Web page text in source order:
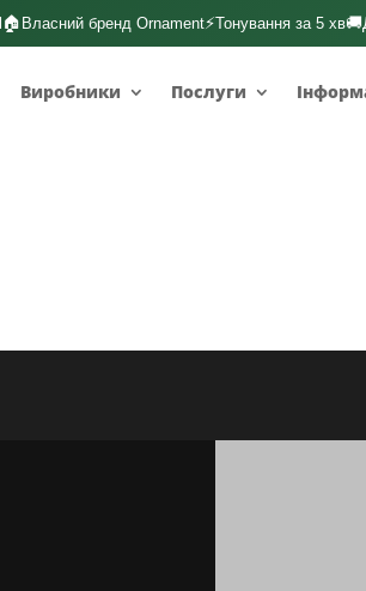
🏠 Власний бренд Ornament⚡Тонування за 5 хв🚚
Виробники Послуги